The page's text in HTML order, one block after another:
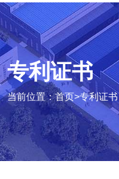
专利证书
当前位置：首页>专利证书